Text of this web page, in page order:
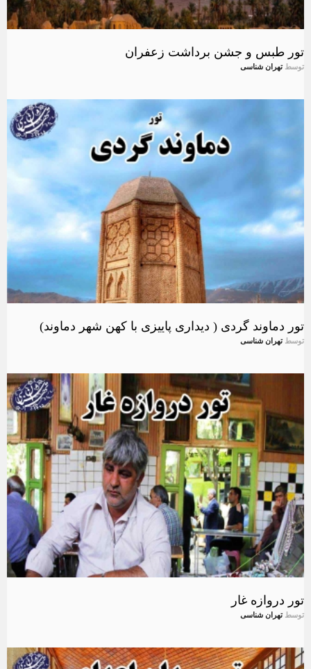
تور طبس و جشن برداشت زعفران
توسطتهران شناسی
تور دماوند گردی ( دیداری پاییزی با کهن شهر دماوند)
توسطتهران شناسی
تور دروازه غار
توسطتهران شناسی